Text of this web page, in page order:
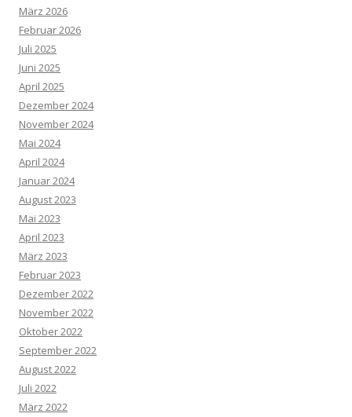
März 2026
Februar 2026
Juli 2025
Juni 2025
April 2025
Dezember 2024
November 2024
Mai 2024
April 2024
Januar 2024
August 2023
Mai 2023
April 2023
März 2023
Februar 2023
Dezember 2022
November 2022
Oktober 2022
September 2022
August 2022
Juli 2022
März 2022